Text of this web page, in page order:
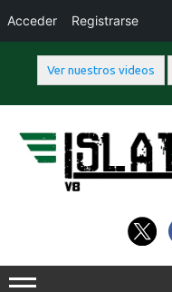
Ver nuestros videos
Acceder Registrarse
contenido